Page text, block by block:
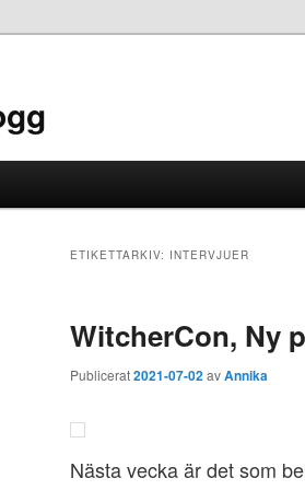
ETIKETTARKIV: INTERVJUER
WitcherCon, Ny
Publicerat2021-07-02avAnnika
Nästa vecka är det som